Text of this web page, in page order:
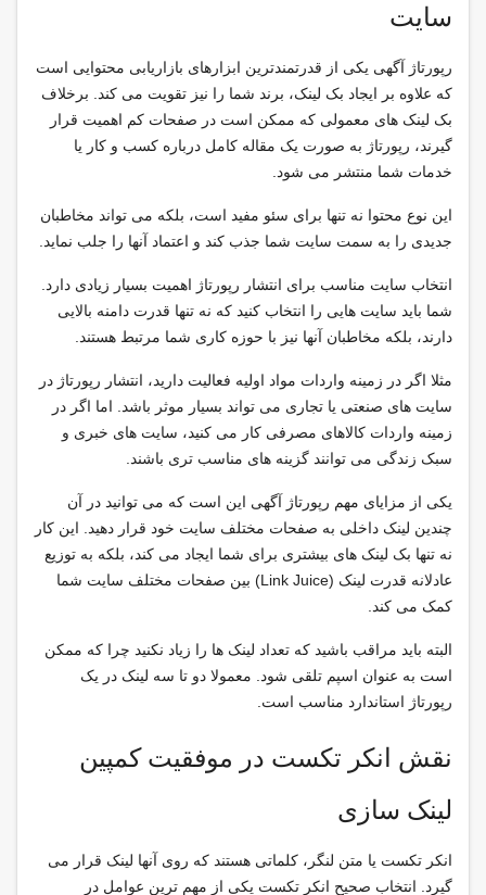
سایت
رپورتاژ آگهی یکی از قدرتمندترین ابزارهای بازاریابی محتوایی است
که علاوه بر ایجاد بک لینک، برند شما را نیز تقویت می کند. برخلاف
بک لینک های معمولی که ممکن است در صفحات کم اهمیت قرار
گیرند، رپورتاژ به صورت یک مقاله کامل درباره کسب و کار یا
خدمات شما منتشر می شود.
این نوع محتوا نه تنها برای سئو مفید است، بلکه می تواند مخاطبان
جدیدی را به سمت سایت شما جذب کند و اعتماد آنها را جلب نماید.
انتخاب سایت مناسب برای انتشار رپورتاژ اهمیت بسیار زیادی دارد.
شما باید سایت هایی را انتخاب کنید که نه تنها قدرت دامنه بالایی
دارند، بلکه مخاطبان آنها نیز با حوزه کاری شما مرتبط هستند.
مثلا اگر در زمینه واردات مواد اولیه فعالیت دارید، انتشار رپورتاژ در
سایت های صنعتی یا تجاری می تواند بسیار موثر باشد. اما اگر در
زمینه واردات کالاهای مصرفی کار می کنید، سایت های خبری و
سبک زندگی می توانند گزینه های مناسب تری باشند.
یکی از مزایای مهم رپورتاژ آگهی این است که می توانید در آن
چندین لینک داخلی به صفحات مختلف سایت خود قرار دهید. این کار
نه تنها بک لینک های بیشتری برای شما ایجاد می کند، بلکه به توزیع
عادلانه قدرت لینک (Link Juice) بین صفحات مختلف سایت شما
کمک می کند.
البته باید مراقب باشید که تعداد لینک ها را زیاد نکنید چرا که ممکن
است به عنوان اسپم تلقی شود. معمولا دو تا سه لینک در یک
رپورتاژ استاندارد مناسب است.
نقش انکر تکست در موفقیت کمپین
لینک سازی
انکر تکست یا متن لنگر، کلماتی هستند که روی آنها لینک قرار می
گیرد. انتخاب صحیح انکر تکست یکی از مهم ترین عوامل در